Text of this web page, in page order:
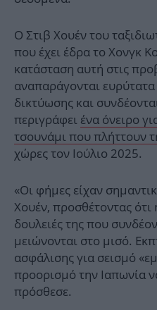
Ο Στιβ Χουέν του
που έχει έδρα το Χονγκ
κατάσταση αυτή στις
αναπαράγονται
δικτύωσης και
περιγράφει ένα όνειρο
τσουνάμι που πλήττουν
χώρες τον Ιούλιο 2025.
«Οι φήμες είχαν
Χουέν, προσθέτοντας ότι
δουλειές της που
μειώνονται στο μισό.
ασφάλισης για σεισμό
προορισμό την Ιαπωνία
πρόσθεσε.